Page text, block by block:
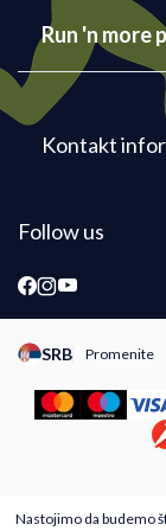
Run 'n more
Kontakt
Follow us
SRB Promenite
Promeni instancu
Nastojimo da budemo